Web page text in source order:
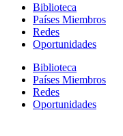
Biblioteca
Países Miembros
Redes
Oportunidades
Biblioteca
Países Miembros
Redes
Oportunidades